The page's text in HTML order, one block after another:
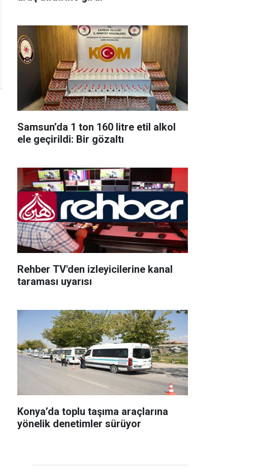
Samsun’da 1 ton 160 litre etil alkol
ele geçirildi: Bir gözaltı
Rehber TV'den izleyicilerine kanal
taraması uyarısı
Konya’da toplu taşıma araçlarına
yönelik denetimler sürüyor